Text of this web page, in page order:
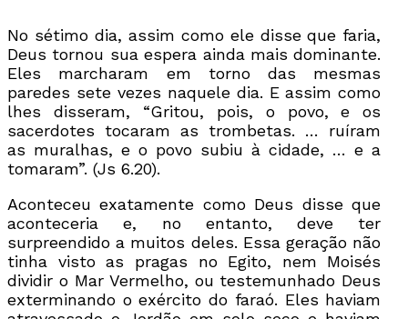
No sétimo dia, assim como ele disse que faria,
Deus tornou sua espera ainda mais dominante.
Eles marcharam em torno das mesmas
paredes sete vezes naquele dia. E assim como
lhes disseram, “Gritou, pois, o povo, e os
sacerdotes tocaram as trombetas. … ruíram
as muralhas, e o povo subiu à cidade, … e a
tomaram”. (Js 6.20).
Aconteceu exatamente como Deus disse que
aconteceria e, no entanto, deve ter
surpreendido a muitos deles. Essa geração não
tinha visto as pragas no Egito, nem Moisés
dividir o Mar Vermelho, ou testemunhado Deus
exterminando o exército do faraó. Eles haviam